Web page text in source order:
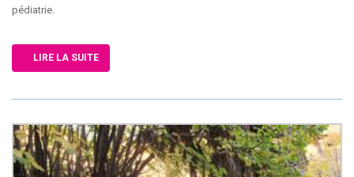
pédiatrie.
LIRE LA SUITE